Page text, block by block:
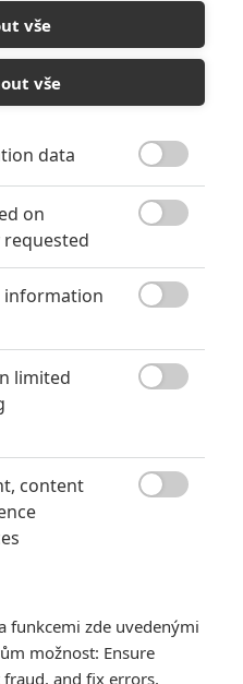
Záhada strašidelného
štědrovečerních
Občanská válka
Godzilla x Kong: Nové
Opičí muž
pokračování
vše
vše
data
on
information
limited
content
funkcemi zde uvedenými
možnost: Ensure
and fix errors,